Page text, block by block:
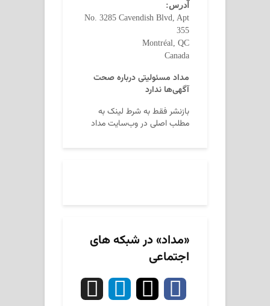
آدرس:
No. 3285 Cavendish Blvd, Apt
355
Montréal, QC
Canada
مداد مسئولیتی درباره صحت
آگهی‌ها ندارد
بازنشر فقط به شرط لینک به
مطلب اصلی در وب‌سایت مداد
«مداد» در شبکه های
اجتماعی